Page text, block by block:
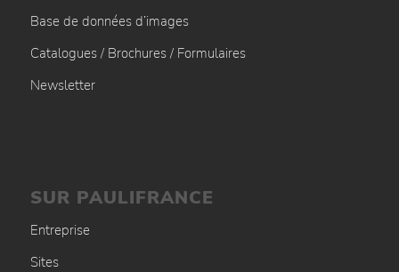
Base de données d’images
Catalogues / Brochures / Formulaires
Newsletter
SUR PAULIFRANCE
Entreprise
Sites